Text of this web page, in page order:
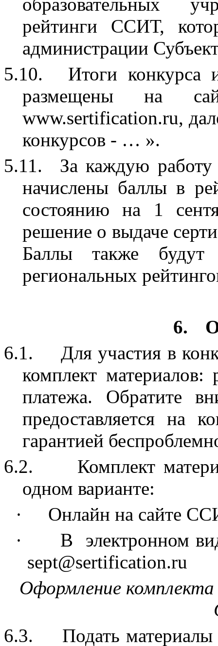
рейтинги ССИТ,
администрации
5.10.
Итоги конкурса
размещены на
www.sertification.ru,
конкурсов - … ».
5.11.
За каждую
начислены баллы в
состоянию на 1
решение о выдаче
Баллы также
региональных
6.
6.1.
Для участия в
комплект материалов:
платежа. Обратите
предоставляется на
гарантией
6.2.
Комплект
одном варианте:
·
Онлайн на сайте
·
В
электронном
sept@sertification.ru
Оформление
6.3.
Подать